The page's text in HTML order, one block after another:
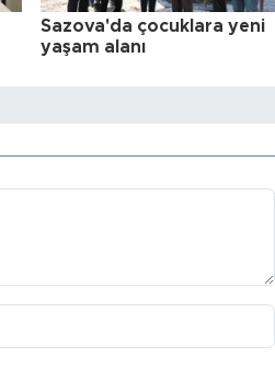
Sazova'da çocuklara yeni
yaşam alanı